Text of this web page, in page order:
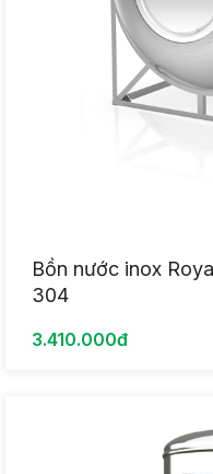
Bồn nước inox
304
3.410.000đ